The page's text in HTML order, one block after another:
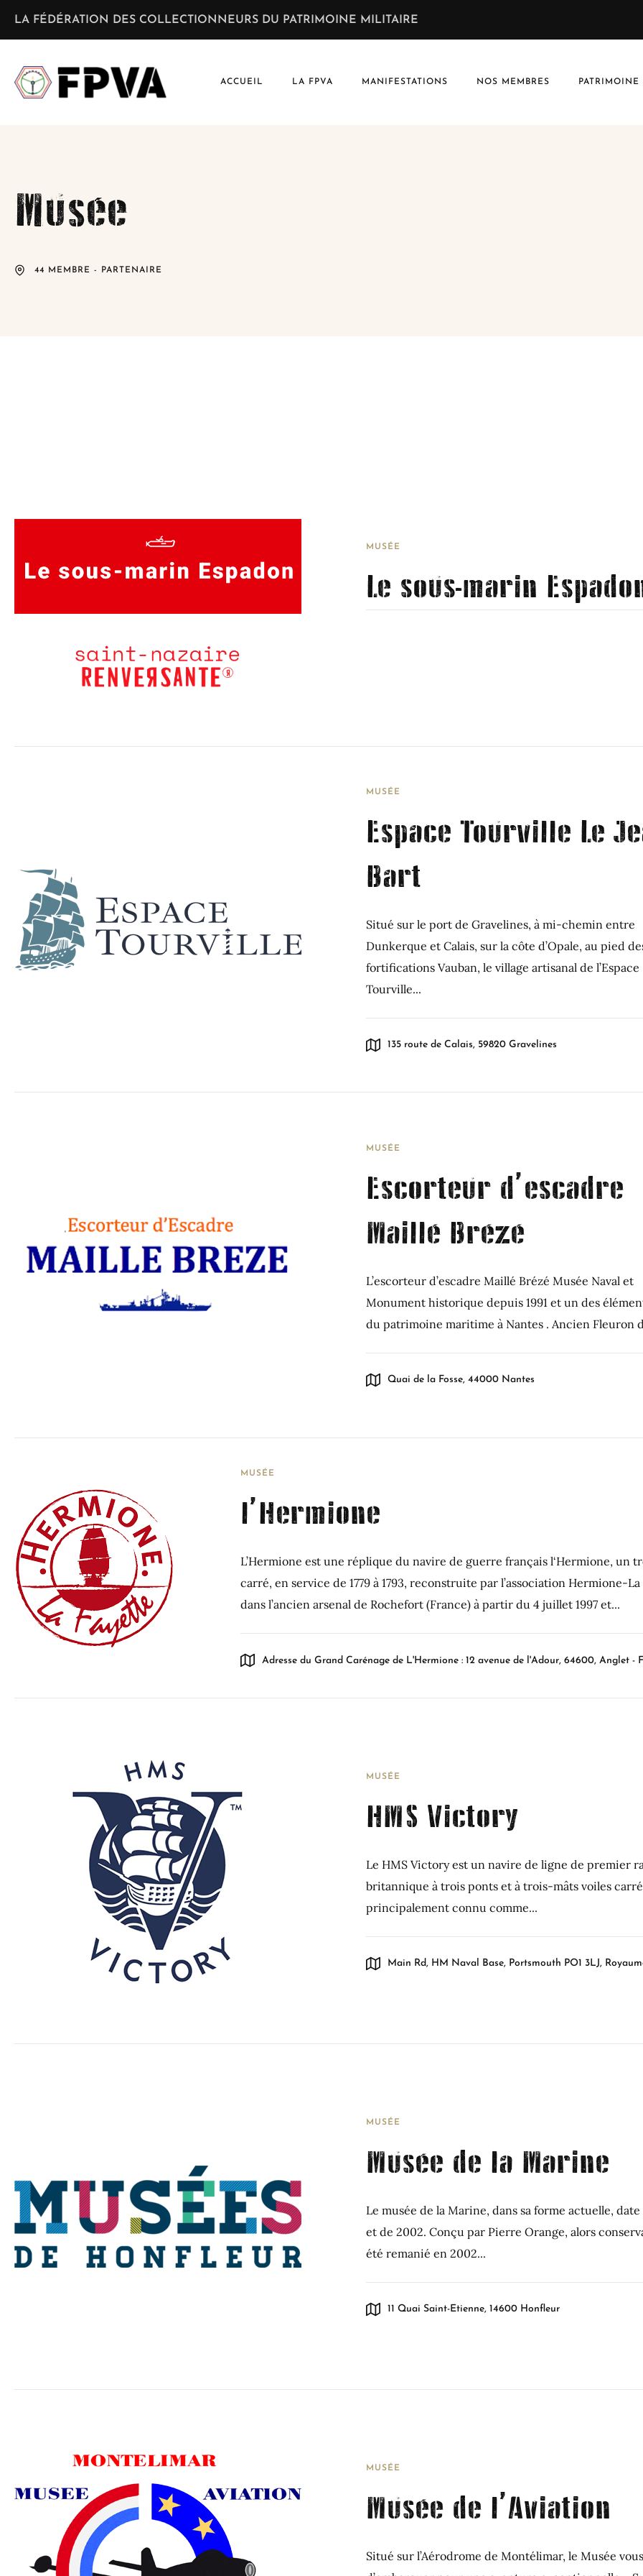
LA FÉDÉRATION DES COLLECTIONNEURS DU PATRIMOINE MILITAIRE
ACCUEIL LA FPVA MANIFESTATIONS NOS MEMBRES PATRIMOINE
Musée
44 MEMBRE - PARTENAIRE
MUSÉE
Le sous-marin
MUSÉE
Espace Tourville Le
Bart
Situé sur le port de Gravelines, à mi-chemin entre
Dunkerque et Calais, sur la côte d’Opale, au pied
fortifications Vauban, le village artisanal de l’Espace
Tourville...
135 route de Calais, 59820 Gravelines
MUSÉE
Escorteur d’escadre
Maillé Brézé
L’escorteur d’escadre Maillé Brézé Musée Naval et
Monument historique depuis 1991 et un des
du patrimoine maritime à Nantes . Ancien Fleuron
Quai de la Fosse, 44000 Nantes
MUSÉE
l’Hermione
L’Hermione est une réplique du navire de guerre français l‘Hermione, un
carré, en service de 1779 à 1793, reconstruite par l’association Hermione-La
dans l’ancien arsenal de Rochefort (France) à partir du 4 juillet 1997 et...
Adresse du Grand Carénage de L'Hermione : 12 avenue de l'Adour, 64600, Anglet -
MUSÉE
HMS Victory
Le HMS Victory est un navire de ligne de premier
britannique à trois ponts et à trois-mâts voiles
principalement connu comme...
Main Rd, HM Naval Base, Portsmouth PO1 3LJ,
MUSÉE
Musée de la Marine
Le musée de la Marine, dans sa forme actuelle, date
et de 2002. Conçu par Pierre Orange, alors
été remanié en 2002...
11 Quai Saint-Etienne, 14600 Honfleur
MUSÉE
Musée de l’Aviation
Situé sur l’Aérodrome de Montélimar, le Musée